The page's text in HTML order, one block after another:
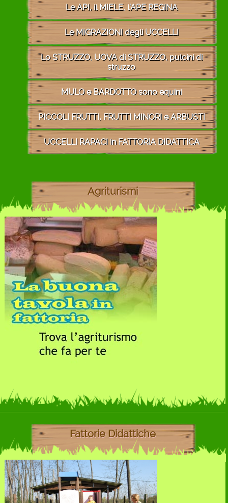
Le API, il MIELE, l'APE REGINA
Le MIGRAZIONI degli UCCELLI
Lo STRUZZO, UOVA di STRUZZO, pulcini di
struzzo
MULO e BARDOTTO sono equini
PICCOLI FRUTTI, FRUTTI MINORI e ARBUSTI
UCCELLI RAPACI in FATTORIA DIDATTICA
Agriturismi
Fattorie Didattiche